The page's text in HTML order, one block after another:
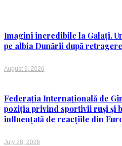
Imagini incredibile la Galați.
pe albia Dunării după
August 3, 2026
Federația Internațională de
poziția privind sportivii ruși și
influențată de reacțiile din
July 28, 2026